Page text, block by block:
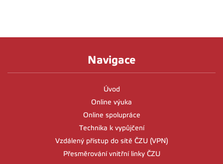
Navigace
Úvod
Online výuka
Online spolupráce
Technika k vypůjčení
Vzdálený přístup do sítě ČZU (VPN)
Přesměrování vnitřní linky ČZU